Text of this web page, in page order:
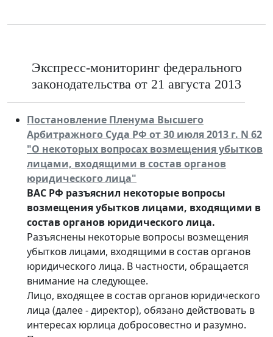
Экспресс-мониторинг федерального
законодательства от 21 августа 2013
Постановление Пленума Высшего
Арбитражного Суда РФ от 30 июля 2013 г. N 62
"О некоторых вопросах возмещения убытков
лицами, входящими в состав органов
юридического лица"
ВАС РФ разъяснил некоторые вопросы
возмещения убытков лицами, входящими в
состав органов юридического лица.
Разъяснены некоторые вопросы возмещения
убытков лицами, входящими в состав органов
юридического лица. В частности, обращается
внимание на следующее.
Лицо, входящее в состав органов юридического
лица (далее - директор), обязано действовать в
интересах юрлица добросовестно и разумно.